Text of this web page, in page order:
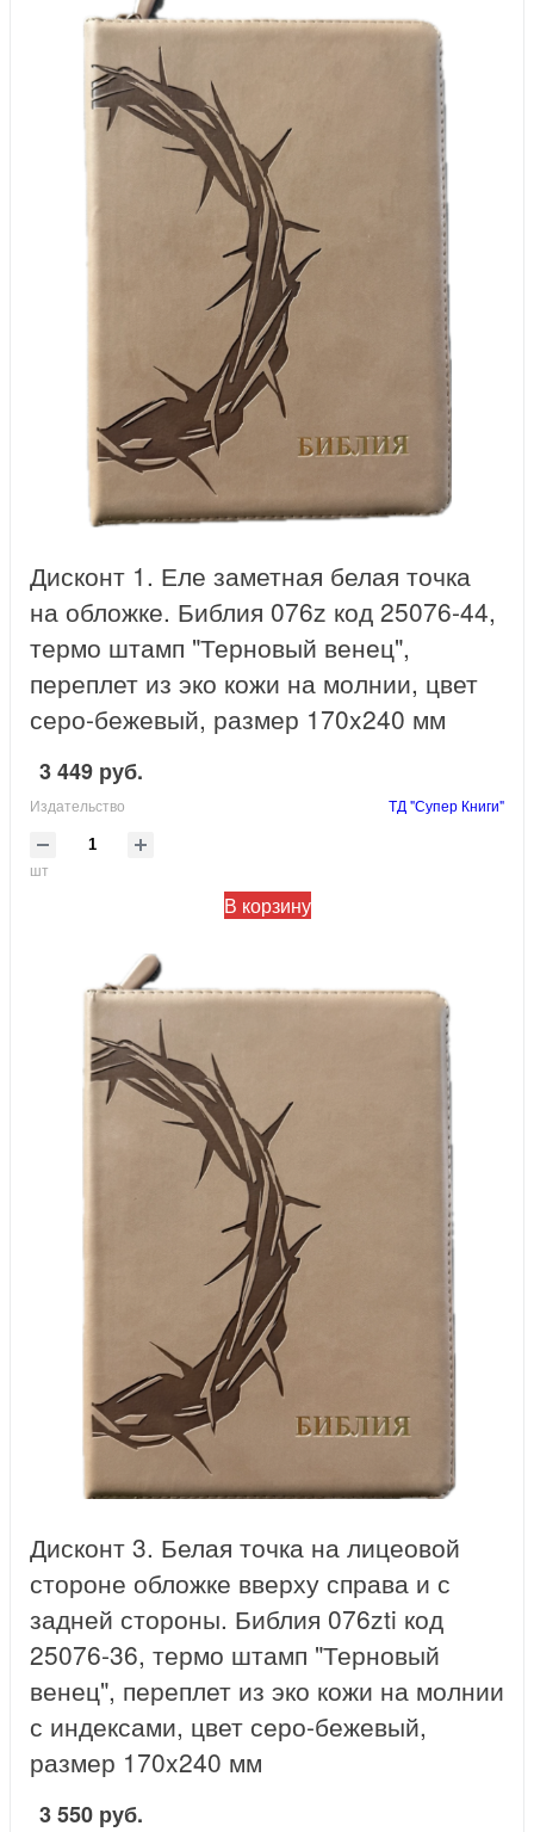
Дисконт 1. Еле заметная белая точка
на обложке. Библия 076z код 25076-44,
термо штамп "Терновый венец",
переплет из эко кожи на молнии, цвет
серо-бежевый, размер 170x240 мм
3 449 руб.
Издательство ТД "Супер Книги"
шт
В корзину
Дисконт 3. Белая точка на лицеовой
стороне обложке вверху справа и с
задней стороны. Библия 076zti код
25076-36, термо штамп "Терновый
венец", переплет из эко кожи на молнии
с индексами, цвет серо-бежевый,
размер 170x240 мм
3 550 руб.